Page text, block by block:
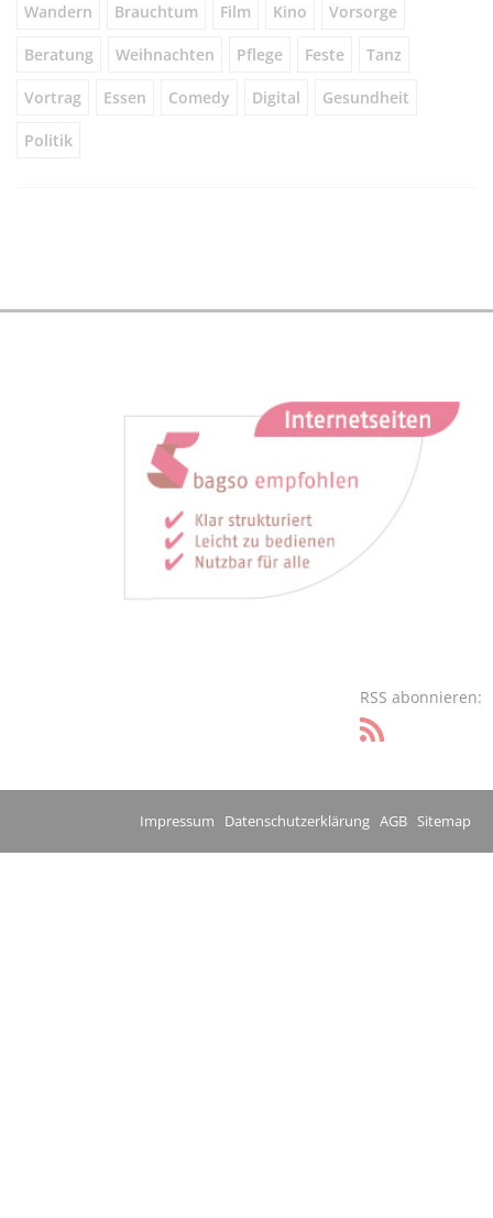
Wandern Brauchtum Film Kino Vorsorge
Beratung Weihnachten Pflege Feste Tanz
Vortrag Essen Comedy Digital Gesundheit
Politik
RSS abonnieren:
Impressum Datenschutzerklärung AGB Sitemap